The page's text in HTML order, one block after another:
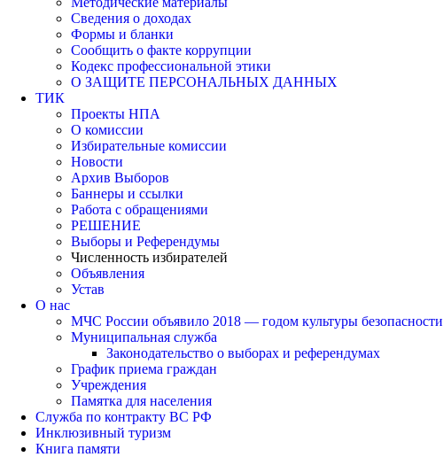
Сведения о доходах
Формы и бланки
Сообщить о факте коррупции
Кодекс профессиональной этики
О ЗАЩИТЕ ПЕРСОНАЛЬНЫХ ДАННЫХ
ТИК
Проекты НПА
О комиссии
Избирательные комиссии
Новости
Архив Выборов
Баннеры и ссылки
Работа с обращениями
РЕШЕНИЕ
Выборы и Референдумы
Численность избирателей
Объявления
Устав
О нас
МЧС России объявило 2018 — годом культуры безопасности
Муниципальная служба
Законодательство о выборах и референдумах
График приема граждан
Учреждения
Памятка для населения
Служба по контракту ВС РФ
Инклюзивный туризм
Книга памяти